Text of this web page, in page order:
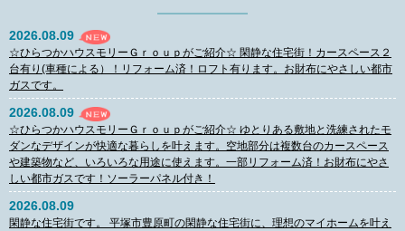
2026.08.09
☆ひらつかハウスモリーＧｒｏｕｐがご紹介☆ 閑静な住宅街！カースペース２
台有り(車種による）！リフォーム済！ロフト有ります。お財布にやさしい都市
ガスです。
2026.08.09
☆ひらつかハウスモリーＧｒｏｕｐがご紹介☆ ゆとりある敷地と洗練されたモ
ダンなデザインが快適な暮らしを叶えます。空地部分は複数台のカースペース
や建築物など、いろいろな用途に使えます。一部リフォーム済！お財布にやさ
しい都市ガスです！ソーラーパネル付き！
2026.08.09
閑静な住宅街です。 平塚市豊原町の閑静な住宅街に、理想のマイホームを叶え